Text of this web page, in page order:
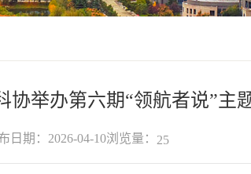
协举办第六期“领航者说”主
日期：2026-04-10浏览量： 25